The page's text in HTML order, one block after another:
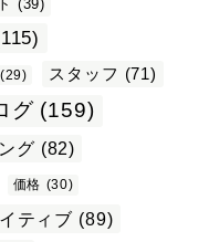
(39)
(29) スタッフ (71)
グ (159)
グ (82)
価格 (30)
ティブ (89)